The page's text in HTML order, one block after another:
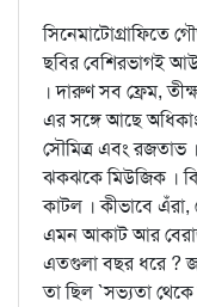
সিনেমাটোগ্রাফিতে
ছবির বেশিরভাগই
। দারুণ সব ফ্রেম,
এর সঙ্গে আছে
সৌমিত্র এবং রজতাভ
ঝকঝকে মিউজিক ।
কাটল । কীভাবে
এমন আকাট আর
এতগুলা বছর ধরে ?
তা ছিল `সভ্যতা থেকে